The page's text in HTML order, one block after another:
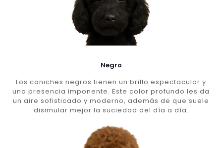
Negro
Los caniches negros tienen un brillo espectacular y
una presencia imponente. Este color profundo les da
un aire sofisticado y moderno, además de que suele
disimular mejor la suciedad del día a día.